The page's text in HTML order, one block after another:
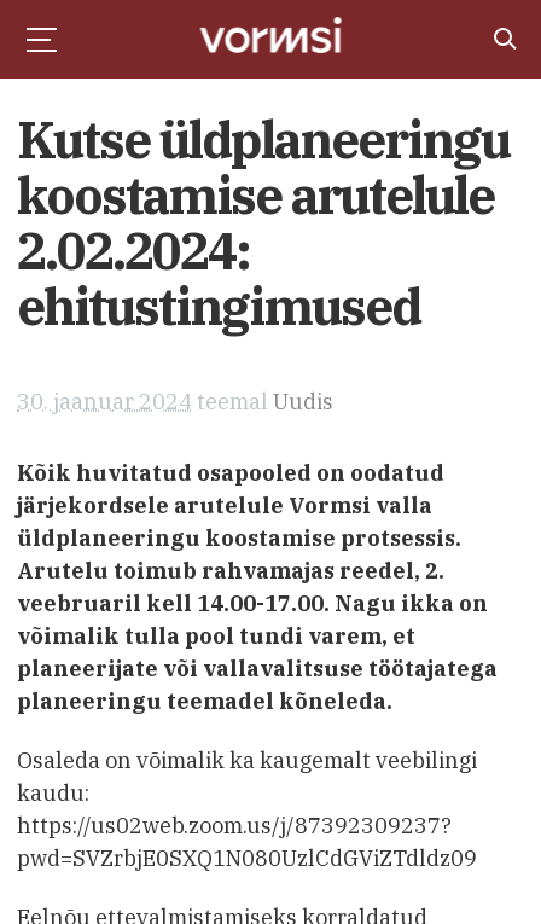
Kutse üldplaneeringu
koostamise arutelule
2.02.2024:
ehitustingimused
30. jaanuar 2024 teemal Uudis
Kõik huvitatud osapooled on oodatud
järjekordsele arutelule Vormsi valla
üldplaneeringu koostamise protsessis.
Arutelu toimub rahvamajas reedel, 2.
veebruaril kell 14.00-17.00. Nagu ikka on
võimalik tulla pool tundi varem, et
planeerijate või vallavalitsuse töötajatega
planeeringu teemadel kõneleda.
Osaleda on võimalik ka kaugemalt veebilingi
kaudu:
https://us02web.zoom.us/j/87392309237?
pwd=SVZrbjE0SXQ1N080UzlCdGViZTdldz09
Eelnõu ettevalmistamiseks korraldatud